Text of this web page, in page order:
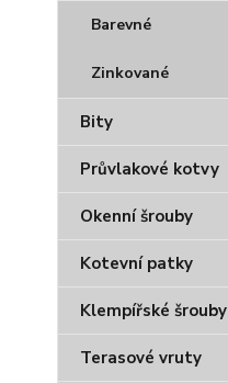
Barevné
Zinkované
Bity
Průvlakové kotvy
Okenní šrouby
Kotevní patky
Klempířské šrouby
Terasové vruty